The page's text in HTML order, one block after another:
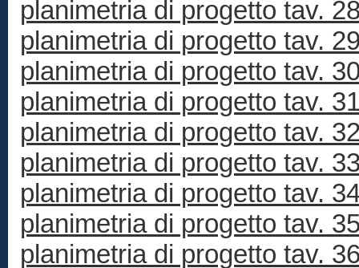
planimetria di progetto tav.
planimetria di progetto tav.
planimetria di progetto tav.
planimetria di progetto tav.
planimetria di progetto tav.
planimetria di progetto tav.
planimetria di progetto tav.
planimetria di progetto tav.
planimetria di progetto tav.